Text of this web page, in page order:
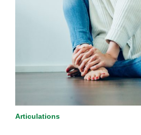
Articulations